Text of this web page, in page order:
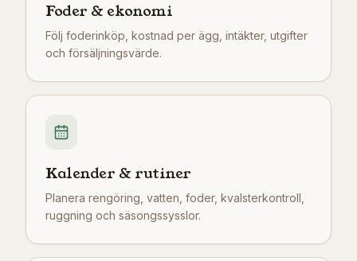
Foder & ekonomi
Följ foderinköp, kostnad per ägg, intäkter, utgifter
och försäljningsvärde.
Kalender & rutiner
Planera rengöring, vatten, foder, kvalsterkontroll,
ruggning och säsongssysslor.